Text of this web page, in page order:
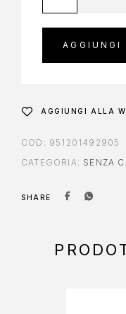
AGGIUNGI
AGGIUNGI ALLA
COD: 951201492905
CATEGORIA: SENZA
SHARE